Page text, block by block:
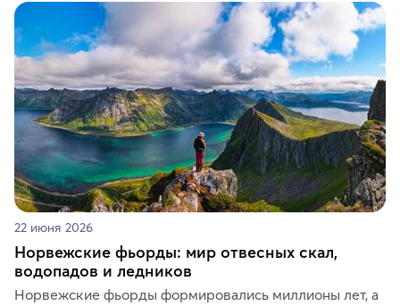
керамики и изделий из кожи на турецких рынках и в
аутентичных лавках — в подарок близким или себе на
память о путешествии.
22 июня 2026
Норвежские фьорды: мир отвесных скал,
водопадов и ледников
Норвежские фьорды формировались миллионы лет, а